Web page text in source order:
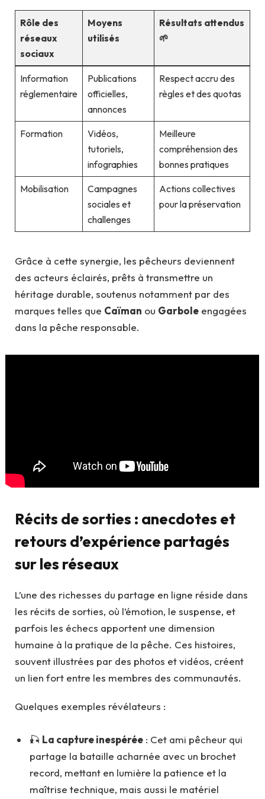
Rôle des
réseaux
sociaux
Moyens
utilisés
Résultats attendus
🌱
Information
réglementaire
Publications
officielles,
annonces
Respect accru des
règles et des quotas
Formation
Vidéos,
tutoriels,
infographies
Meilleure
compréhension des
bonnes pratiques
Mobilisation
Campagnes
sociales et
challenges
Actions collectives
pour la préservation
Grâce à cette synergie, les pêcheurs deviennent
des acteurs éclairés, prêts à transmettre un
héritage durable, soutenus notamment par des
marques telles que Caïman ou Garbole engagées
dans la pêche responsable.
Récits de sorties : anecdotes et
retours d’expérience partagés
sur les réseaux
L’une des richesses du partage en ligne réside dans
les récits de sorties, où l’émotion, le suspense, et
parfois les échecs apportent une dimension
humaine à la pratique de la pêche. Ces histoires,
souvent illustrées par des photos et vidéos, créent
un lien fort entre les membres des communautés.
Quelques exemples révélateurs :
🎣 La capture inespérée : Cet ami pêcheur qui
partage la bataille acharnée avec un brochet
record, mettant en lumière la patience et la
maîtrise technique, mais aussi le matériel